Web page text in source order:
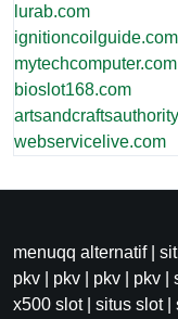
lurab.com
ignitioncoilguide.com
mytechcomputer.com
bioslot168.com
webservicelive.com
menuqq alternatif|
pkv
pkv pkv pkv
x500 slot| situs slot|